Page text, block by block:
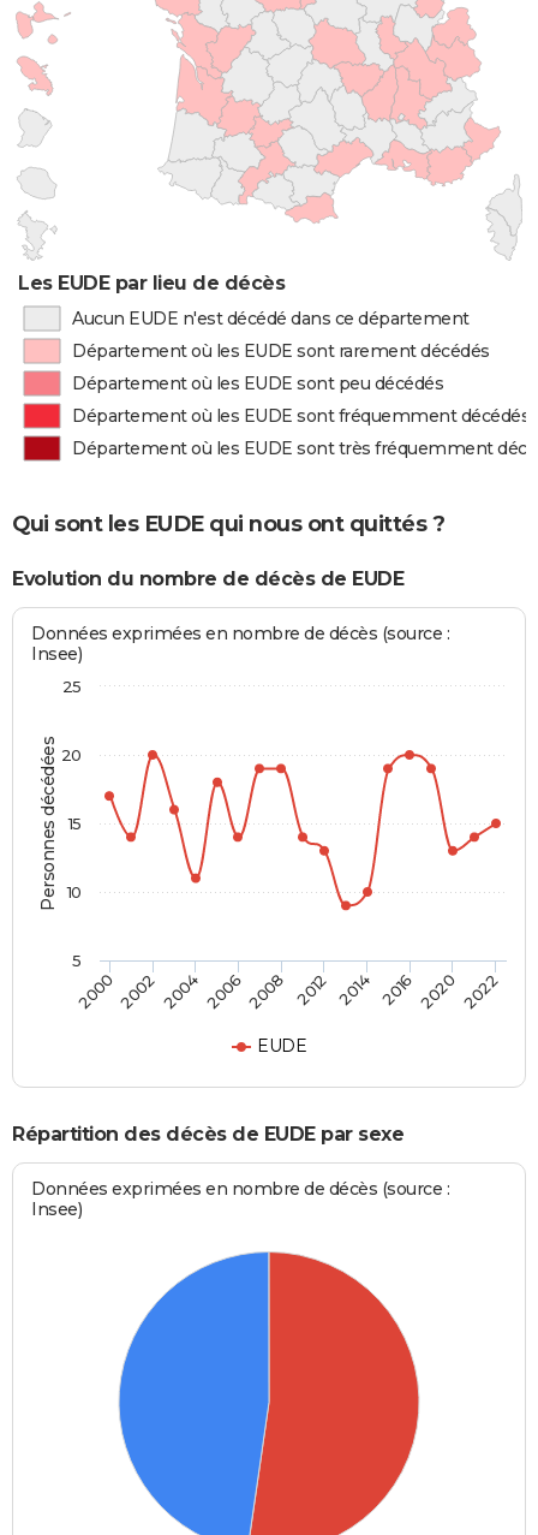
Les EUDE par lieu de décès
Aucun EUDE n'est décédé dans ce département
Département où les EUDE sont rarement décédés
Département où les EUDE sont peu décédés
Département où les EUDE sont fréquemment décédés
Département où les EUDE sont très fréquemment
Qui sont les EUDE qui nous ont quittés ?
Evolution du nombre de décès de EUDE
Personnes décédées
Données exprimées en nombre de décès (source :
Insee)
EUDE
20002002200420062008 2012 2014 2016 2020 2022
10
15
20
5
25
Répartition des décès de EUDE par sexe
Données exprimées en nombre de décès (source :
Insee)